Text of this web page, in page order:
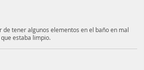
de tener algunos elementos en el baño en mal
estaba limpio.